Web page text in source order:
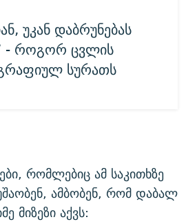
უკან დაბრუნებას
- როგორ ცვლის
სურათს
რომლებიც ამ საკითხზე
ამბობენ, რომ დაბალ
მიზეზი აქვს: